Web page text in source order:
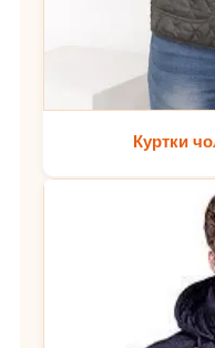
Куртки